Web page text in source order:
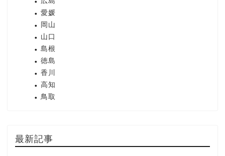
愛媛
岡山
山口
島根
徳島
香川
高知
鳥取
最新記事